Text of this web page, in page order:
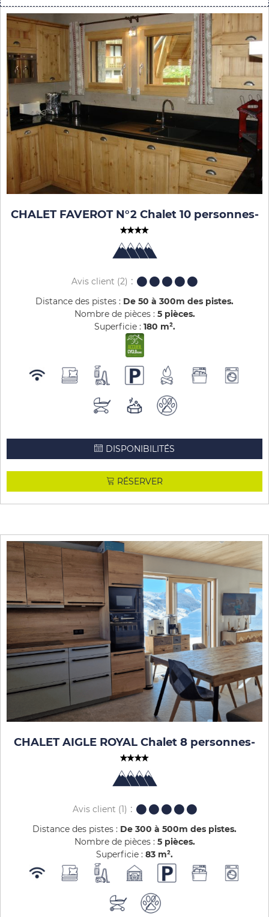
CHALET FAVEROT N°2 Chalet 10 personnes-
Avis client (2)
Distance des pistes : De 50 à 300m des pistes
Nombre de pièces : 5 pièces
Superficie : 180 m²
DISPONIBILITÉS
RÉSERVER
CHALET AIGLE ROYAL Chalet 8 personnes-
Avis client (1)
Distance des pistes : De 300 à 500m des pistes
Nombre de pièces : 5 pièces
Superficie : 83 m²